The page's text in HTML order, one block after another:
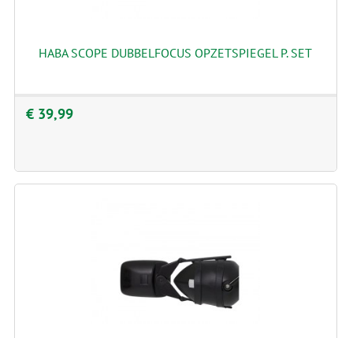
HABA SCOPE DUBBELFOCUS OPZETSPIEGEL P. SET
€ 39,99